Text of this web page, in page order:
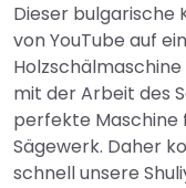
Dieser bulgarische
von YouTube auf
mit der Arbeit des
perfekte Maschine
Sägewerk. Daher
schnell unsere